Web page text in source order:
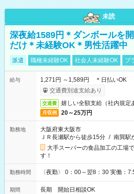
未読
深夜給1589円＊ダンボールを
だけ＊未経験OK＊男性活躍中
派遣 職種未経験OK 社会人未経験OK ブ
給与
1,271円 ～1,589円 ＊日払いOK
交通費別途支給あり
交通費 嬉しい全額支給（社内規定
月収例 20～25万円
勤務地
大阪府東大阪市
ＪＲ長瀬駅から徒歩15分 / 南巽駅
大手スーパーの食品加工の工場
す！
勤務時間 〈夜勤〉 0：00～翌8：30 実働：
期間 長期 開始日相談OK